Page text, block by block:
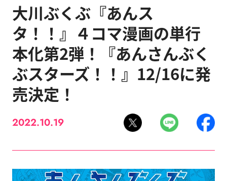
大川ぶくぶ『あんス
タ！！』４コマ漫画の単行
本化第2弾！『あんさんぶく
ぶスターズ！！』12/16に発
売決定！
2022.10.19